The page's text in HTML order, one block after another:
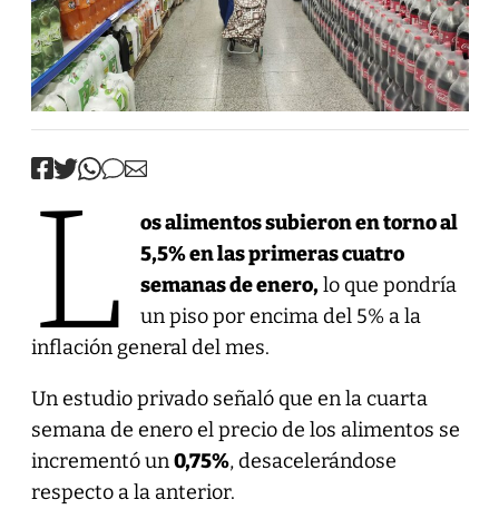
L
os alimentos subieron en torno al
5,5% en las primeras cuatro
semanas de enero,lo que pondría
un piso por encima del 5% a la
inflación general del mes.
Un estudio privado señaló que en la cuarta
semana de enero el precio de los alimentos se
incrementó un0,75%, desacelerándose
respecto a la anterior.